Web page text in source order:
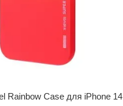
Rainbow Case для iPhone 14